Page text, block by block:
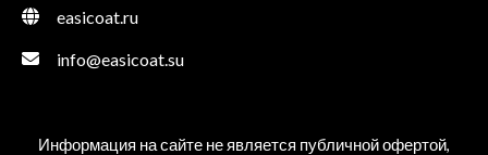
easicoat.ru
info@easicoat.su
Информация на сайте не является публичной офертой,